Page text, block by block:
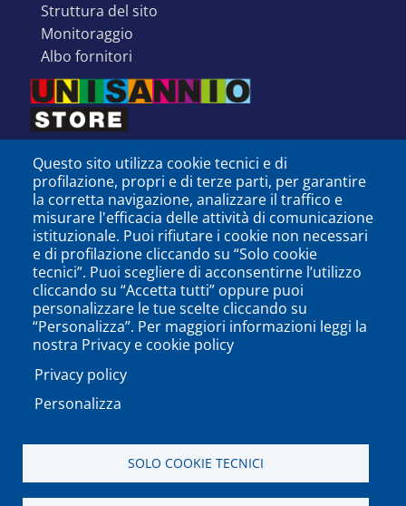
struttura del sito
monitoraggio
albo fornitori
SEGUICI SU
PODCAST
Questo sito utilizza cookie tecnici e di
profilazione, propri e di terze parti, per garantire
la corretta navigazione, analizzare il traffico e
misurare l'efficacia delle attività di comunicazione
istituzionale. Puoi rifiutare i cookie non necessari
e di profilazione cliccando su “Solo cookie
tecnici”. Puoi scegliere di acconsentirne l’utilizzo
cliccando su “Accetta tutti” oppure puoi
personalizzare le tue scelte cliccando su
“Personalizza”. Per maggiori informazioni leggi la
nostra Privacy e cookie policy
Privacy policy
Personalizza
SOLO COOKIE TECNICI